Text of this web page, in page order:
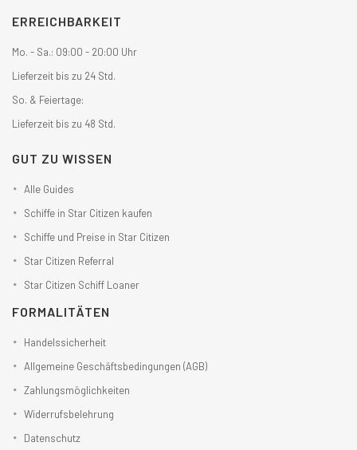
ERREICHBARKEIT
Mo. - Sa.: 09:00 - 20:00 Uhr
Lieferzeit bis zu 24 Std.
So. & Feiertage:
Lieferzeit bis zu 48 Std.
GUT ZU WISSEN
Alle Guides
Schiffe in Star Citizen kaufen
Schiffe und Preise in Star Citizen
Star Citizen Referral
Star Citizen Schiff Loaner
FORMALITÄTEN
Handelssicherheit
Allgemeine Geschäftsbedingungen (AGB)
Zahlungsmöglichkeiten
Widerrufsbelehrung
Datenschutz